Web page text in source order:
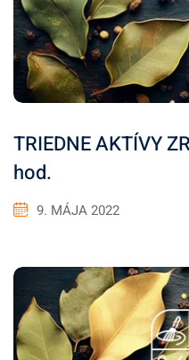
TRIEDNE AKTÍVY
hod.
9. MÁJA 2022